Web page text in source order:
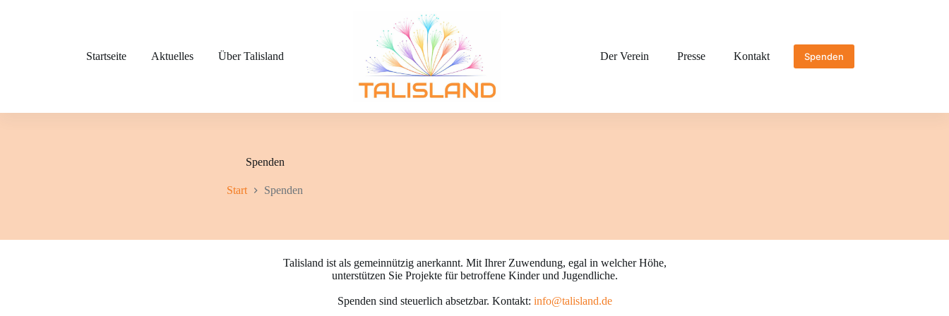
Startseite Aktuelles Über Talisland Der Verein Presse Kontakt Spenden
Spenden
Start Spenden
Talisland ist als gemeinnützig anerkannt. Mit Ihrer Zuwendung, egal in welcher Höhe,
unterstützen Sie Projekte für betroffene Kinder und Jugendliche.
Spenden sind steuerlich absetzbar. Kontakt: info@talisland.de